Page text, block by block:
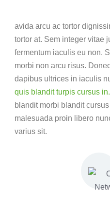
avida arcu ac tortor
tortor at. Sem integer vitae
fermentum iaculis eu non.
morbi non arcu risus.
dapibus ultrices in iaculis
quis blandit turpis cursus in.
blandit morbi blandit
malesuada proin libero
varius sit.